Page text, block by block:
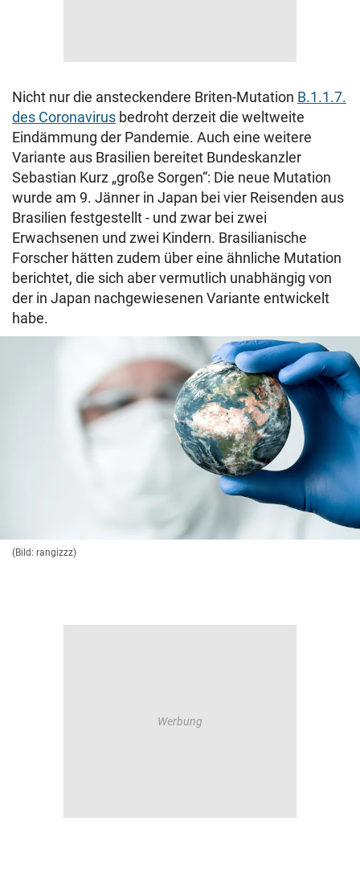
Nicht nur die ansteckendere Briten-Mutation B.1.1.7.
des Coronavirus bedroht derzeit die weltweite
Eindämmung der Pandemie. Auch eine weitere
Variante aus Brasilien bereitet Bundeskanzler
Sebastian Kurz „große Sorgen“: Die neue Mutation
wurde am 9. Jänner in Japan bei vier Reisenden aus
Brasilien festgestellt - und zwar bei zwei
Erwachsenen und zwei Kindern. Brasilianische
Forscher hätten zudem über eine ähnliche Mutation
berichtet, die sich aber vermutlich unabhängig von
der in Japan nachgewiesenen Variante entwickelt
habe.
(Bild: rangizzz)